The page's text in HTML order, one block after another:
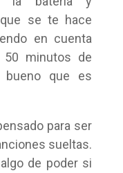
se te hace
en cuenta
minutos de
bueno que es
para ser
sueltas.
de poder si